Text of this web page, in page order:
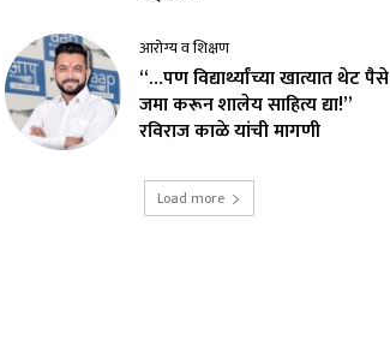
आरोग्य व शिक्षण
“…पण विद्यार्थ्यांच्या खात्यात थेट पैसे
जमा करून शालेय साहित्य द्या!”
रविराज काळे यांची मागणी
Load more